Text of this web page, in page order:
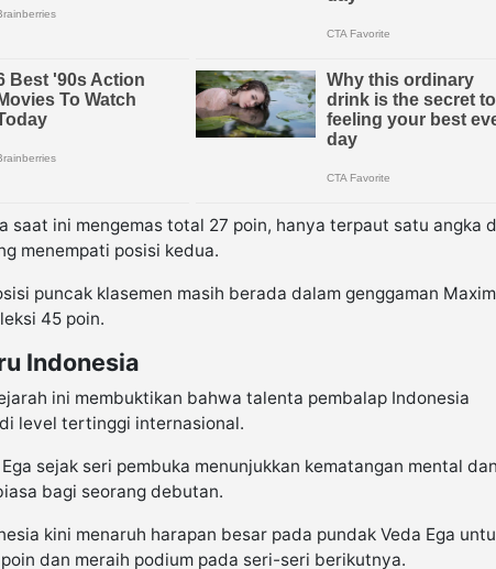
saat ini mengemas total 27 poin, hanya terpaut satu angka
menempati posisi kedua.
puncak klasemen masih berada dalam genggaman
45 poin.
Indonesia
ini membuktikan bahwa talenta pembalap Indonesia
level tertinggi internasional.
sejak seri pembuka menunjukkan kematangan mental dan
bagi seorang debutan.
kini menaruh harapan besar pada pundak Veda Ega
dan meraih podium pada seri-seri berikutnya.